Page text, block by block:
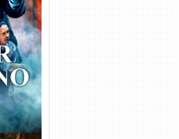
1080p